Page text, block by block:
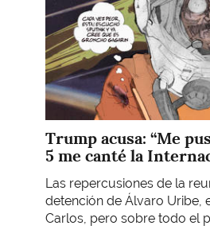
Trump acusa: “Me
5 me canté la
Las repercusiones de la
detención de Álvaro Uribe,
Carlos, pero sobre todo el